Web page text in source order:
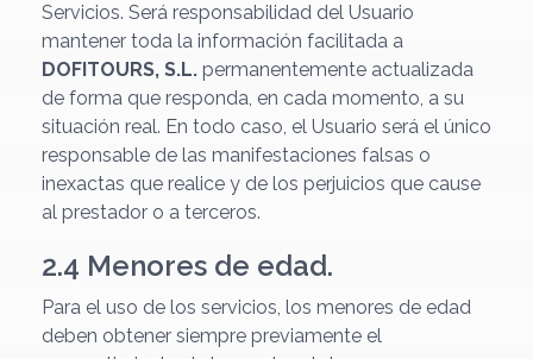
Servicios. Será responsabilidad del Usuario
mantener toda la información facilitada a
DOFITOURS, S.L. permanentemente actualizada
de forma que responda, en cada momento, a su
situación real. En todo caso, el Usuario será el único
responsable de las manifestaciones falsas o
inexactas que realice y de los perjuicios que cause
al prestador o a terceros.
2.4 Menores de edad.
Para el uso de los servicios, los menores de edad
deben obtener siempre previamente el